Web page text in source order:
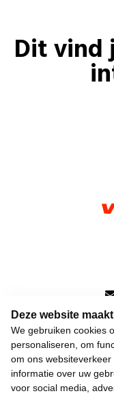
Deze website
We gebruiken cookies
personaliseren, om
om ons
informatie over uw
voor social media,
Dit vind